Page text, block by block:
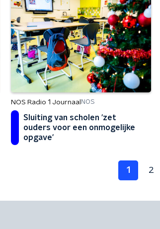
NOS Radio 1 Journaal NOS
Sluiting van scholen 'zet
ouders voor een onmogelijke
opgave'
1 2